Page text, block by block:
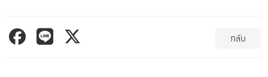
กลับ